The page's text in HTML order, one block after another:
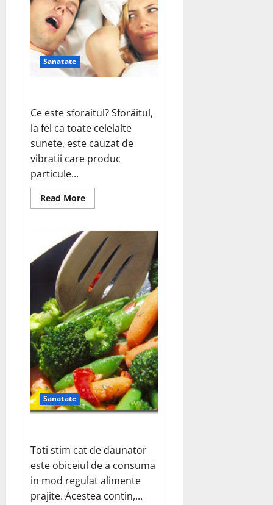
Sanatate
Ce este sforaitul? Sforăitul,
la fel ca toate celelalte
sunete, este cauzat de
vibratii care produc
particule...
Read MoreRead
more
sforaitului
Sanatate
Toti stim cat de daunator
este obiceiul de a consuma
in mod regulat alimente
prajite. Acestea contin,...